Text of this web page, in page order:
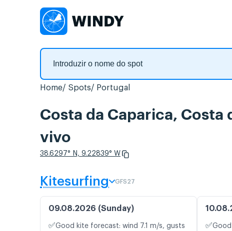
Home Spots Portugal
Costa da Caparica,
vivo
38.6297° N, 9.22839° W
Kitesurfing GFS27
09.08.2026 (Sunday)
✅Good kite forecast: wind 7.1 m/s, gusts
✅